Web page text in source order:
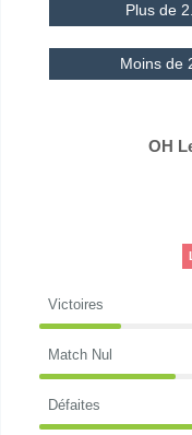
Plus de
Moins de
OH
Victoires
Match Nul
Défaites